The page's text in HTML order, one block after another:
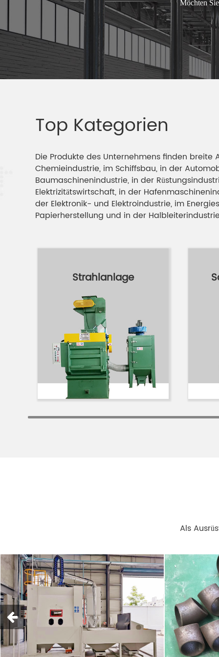
Möchten
Top Kategorien
Die Produkte des Unternehmens finden breite
Chemieindustrie, im Schiffsbau, in der
Baumaschinenindustrie, in der
Elektrizitätswirtschaft, in der
der Elektronik- und Elektroindustrie, im
Papierherstellung und in der
Strahlanlage
Als